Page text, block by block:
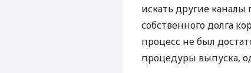
искать другие
собственного долга
процесс не был
процедуры выпуска,